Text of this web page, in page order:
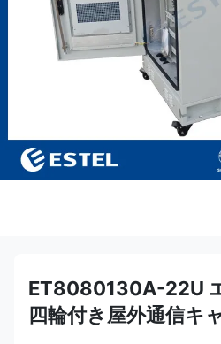
ET8080130A-22U
四輪付き屋外通信キ